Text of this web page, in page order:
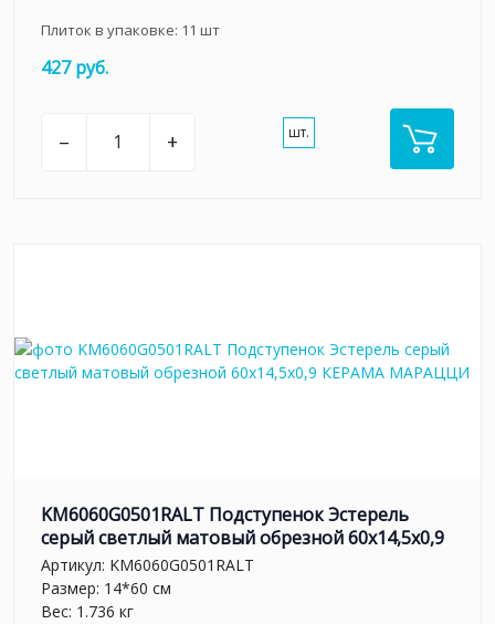
Плиток в упаковке: 11 шт
427 руб.
– + шт.
KM6060G0501RALT Подступенок Эстерель
серый светлый матовый обрезной 60x14,5x0,9
Артикул: KM6060G0501RALT
Размер: 14*60 см
Вес: 1.736 кг